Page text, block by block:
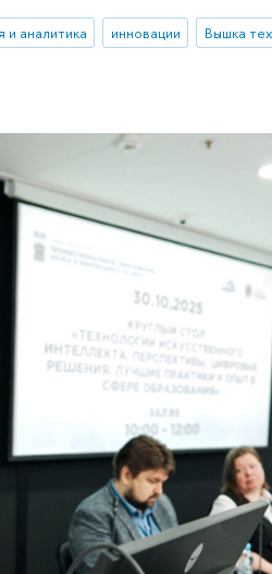
и аналитика инновации Вышка